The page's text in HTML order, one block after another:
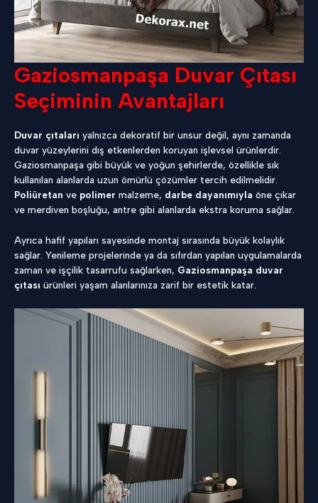
Gaziosmanpaşa Duvar Çıtası
Seçiminin Avantajları
Duvar çıtaları yalnızca dekoratif bir unsur değil, aynı zamanda
duvar yüzeylerini dış etkenlerden koruyan işlevsel ürünlerdir.
Gaziosmanpaşa gibi büyük ve yoğun şehirlerde, özellikle sık
kullanılan alanlarda uzun ömürlü çözümler tercih edilmelidir.
Poliüretan ve polimer malzeme, darbe dayanımıyla öne çıkar
ve merdiven boşluğu, antre gibi alanlarda ekstra koruma sağlar.
Ayrıca hafif yapıları sayesinde montaj sırasında büyük kolaylık
sağlar. Yenileme projelerinde ya da sıfırdan yapılan uygulamalarda
zaman ve işçilik tasarrufu sağlarken, Gaziosmanpaşa duvar
çıtası ürünleri yaşam alanlarınıza zarif bir estetik katar.